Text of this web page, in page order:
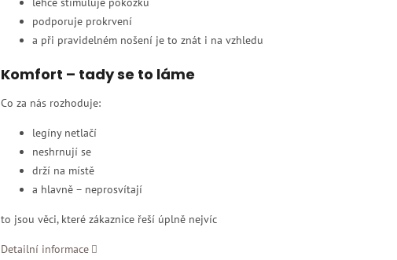
podporuje prokrvení
a při pravidelném nošení je to znát i na vzhledu
Komfort – tady se to láme
Co za nás rozhoduje:
legíny netlačí
neshrnují se
drží na místě
a hlavně – neprosvítají
to jsou věci, které zákaznice řeší úplně nejvíc
Detailní informace